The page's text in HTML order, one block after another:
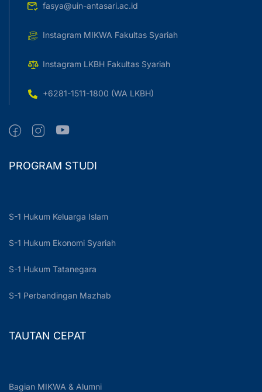
fasya@uin-antasari.ac.id
Instagram MIKWA Fakultas Syariah
Instagram LKBH Fakultas Syariah
+6281-1511-1800 (WA LKBH)
PROGRAM STUDI
S-1 Hukum Keluarga Islam
S-1 Hukum Ekonomi Syariah
S-1 Hukum Tatanegara
S-1 Perbandingan Mazhab
TAUTAN CEPAT
Bagian MIKWA & Alumni